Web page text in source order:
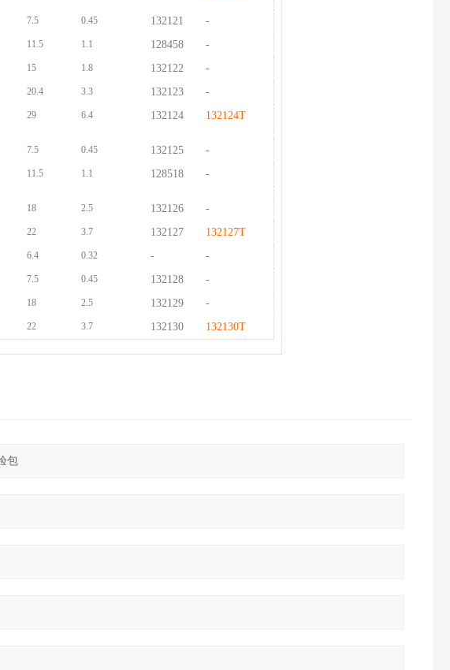
7.5 0.45 132121
-
11.5 1.1 128458
-
15 1.8 132122
-
20.4 3.3 132123
-
29 6.4 132124 132124T
7.5 0.45 132125
-
11.5 1.1 128518 -
18 2.5 132126
-
22 3.7 132127 132127T
6.4 0.32 -
-
7.5 0.45 132128
-
18 2.5 132129
-
22 3.7 132130 132130T